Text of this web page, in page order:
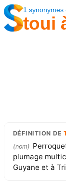
1 synonymes
toui
DÉFINITION DE
(nom)
plumage
Guyane et à